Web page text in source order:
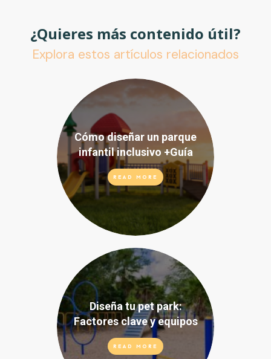
¿Quieres más contenido útil?
Explora estos artículos relacionados
Cómo diseñar un parque
infantil inclusivo +Guía
READ MORE
Diseña tu pet park:
Factores clave y equipos
READ MORE